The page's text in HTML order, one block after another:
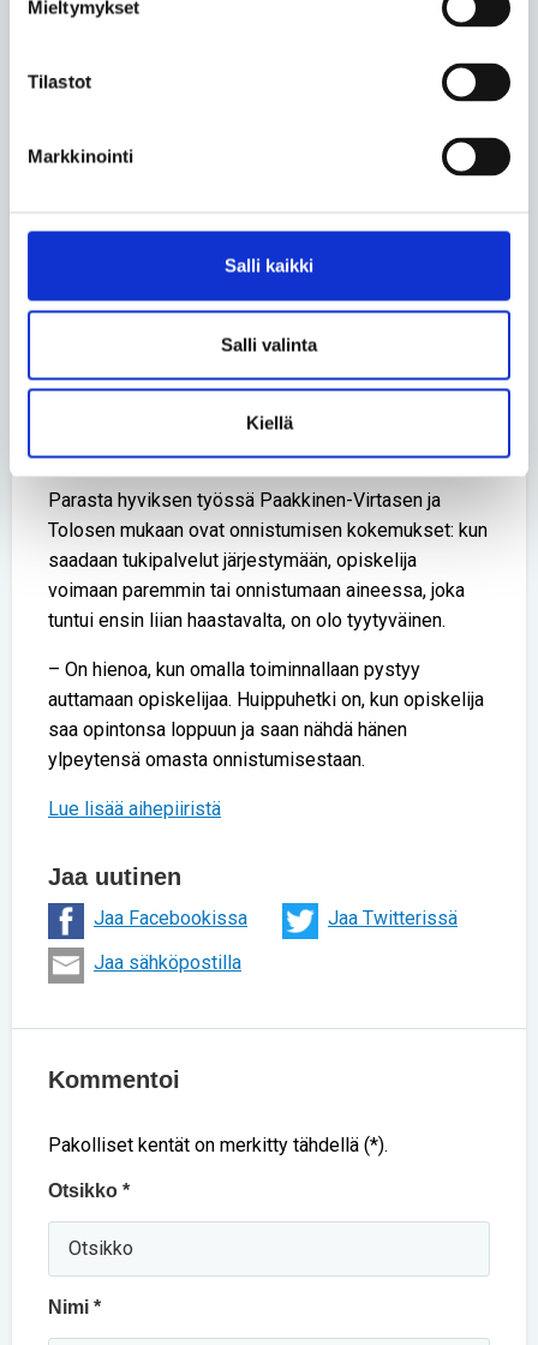
Mieltymykset
Tilastot
Markkinointi
Salli kaikki
Salli valinta
Kiellä
– Sosiaaliset taidot ovat meille mielettömän tärkeitä.
kanssakäyminen. Avunpyyntöjä voi tulla joka puolelta,
ja kaikkien kanssa pitää pystyä kommunikoimaan ja
joskus sujuisikaan toivotulla tavalla, on
ammatillisuus tärkeää säilyttää. Me olemme koulun
Hyvikseltä edellytetään Tolosen mukaan myös hyvää
stressinsietokykyä ja joustavuutta.
– Päivään suunniteltu ohjelma voi mennä häränpyllyä.
Akuutit asiat menevät kaiken edelle.
Parasta hyviksen työssä Paakkinen-Virtasen ja
Tolosen mukaan ovat onnistumisen kokemukset: kun
saadaan tukipalvelut järjestymään, opiskelija
voimaan paremmin tai onnistumaan aineessa, joka
tuntui ensin liian haastavalta, on olo tyytyväinen.
– On hienoa, kun omalla toiminnallaan pystyy
auttamaan opiskelijaa. Huippuhetki on, kun opiskelija
saa opintonsa loppuun ja saan nähdä hänen
ylpeytensä omasta onnistumisestaan.
Lue lisää aihepiiristä
Jaa uutinen
Jaa Facebookissa
Jaa Twitterissä
Jaa sähköpostilla
Kommentoi
Pakolliset kentät on merkitty tähdellä (*).
Otsikko *
Nimi *